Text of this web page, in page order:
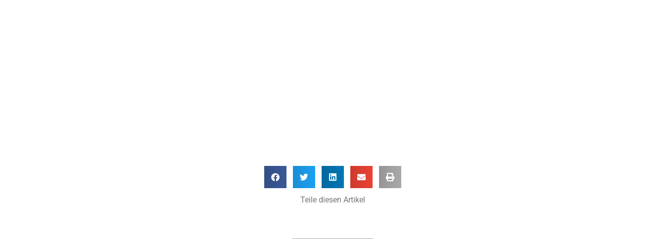
Teile diesen Artikel